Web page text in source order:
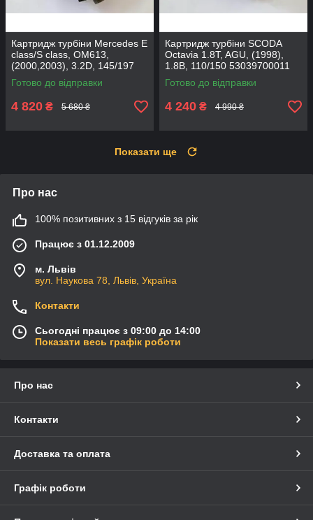
Картридж турбіни Mercedes E
class/S class, OM613,
(2000,2003), 3.2D, 145/197
711017-0001
Готово до відправки
4 820 ₴ 5 680 ₴
Картридж турбіни SCODA
Octavia 1.8T, AGU, (1998),
1.8B, 110/150 53039700011
Готово до відправки
4 240 ₴ 4 990 ₴
Показати ще
Про нас
100% позитивних з 15 відгуків за рік
Працює з 01.12.2009
м. Львів
вул. Наукова 78, Львів, Україна
Контакти
Сьогодні працює з 09:00 до 14:00
Показати весь графік роботи
Про нас
Контакти
Доставка та оплата
Графік роботи